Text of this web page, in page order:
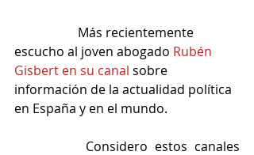
escucho al joven abogado Rubén
Gisbert en su canal sobre
información de la actualidad política
en España y en el mundo.